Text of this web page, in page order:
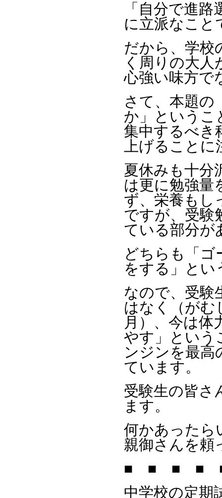
「自分で進
に立派なこと
だから、学校
く周りの大
心強い味方で
さて、本題の
か」というこ
集中するべき
上げること
夏休みも十分
は更に勉強量
ず、栄養もし
ですが、受験
ている部分が
どちらも「ゴ
をする」とい
なので、受験
はなく（がむ
月）、今は体
やす」という
ンジンを最高
ています。
受験生の皆さ
ます。
何かあったら
親御さんを頼
■ ■ ■ ■
中学校の定期